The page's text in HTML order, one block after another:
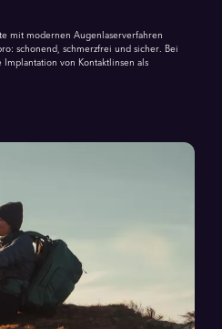
mit modernen Augenlaserverfahren
schonend, schmerzfrei und sicher. Bei
von Kontaktlinsen als